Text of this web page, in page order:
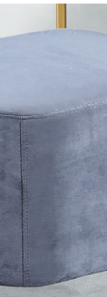
免 運 費
＊A108產品另收運費
上：免運費
下：NT$500元
品另收運費
上：免運費
下：NT$500元
配送天數：5~14天
指定送貨日當天以電話
特殊地型限制(山區、
吊掛服務，若需以吊車
一般快速到貨商品，無
，以節省您的寶貴時間。
配送至百貨公司內部。
商品完成出貨15個工
知本公司客服人員，我
且完整包裝，床墊、床